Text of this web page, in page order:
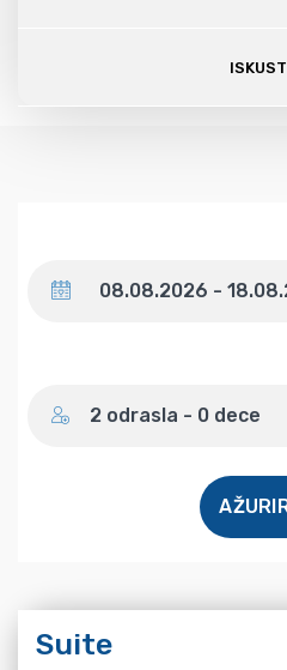
2 odrasla - 0 dece
Suite